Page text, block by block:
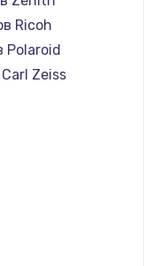
Ricoh
Polaroid
Zeiss
LUMIX
Kodak